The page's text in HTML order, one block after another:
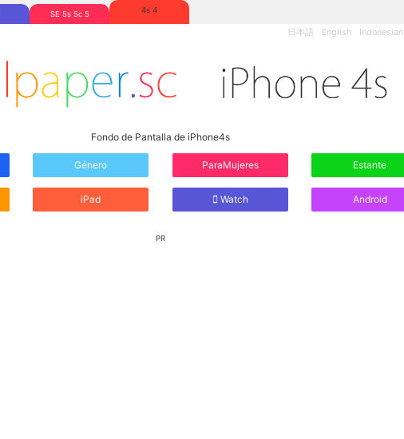
SE 5s 5c 5 4s 4
日本語 English Indonesian
Fondo de Pantalla de iPhone4s
Género ParaMujeres Estante
iPad Watch Android
PR